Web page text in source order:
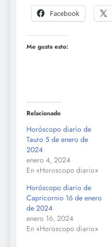
Facebook
Me gusta esto:
Relacionado
Horóscopo diario de
Tauro 5 de enero de
2024
enero 4, 2024
En «Horoscopo diario»
Horóscopo diario de
Capricornio 16 de enero
de 2024
enero 16, 2024
En «Horoscopo diario»